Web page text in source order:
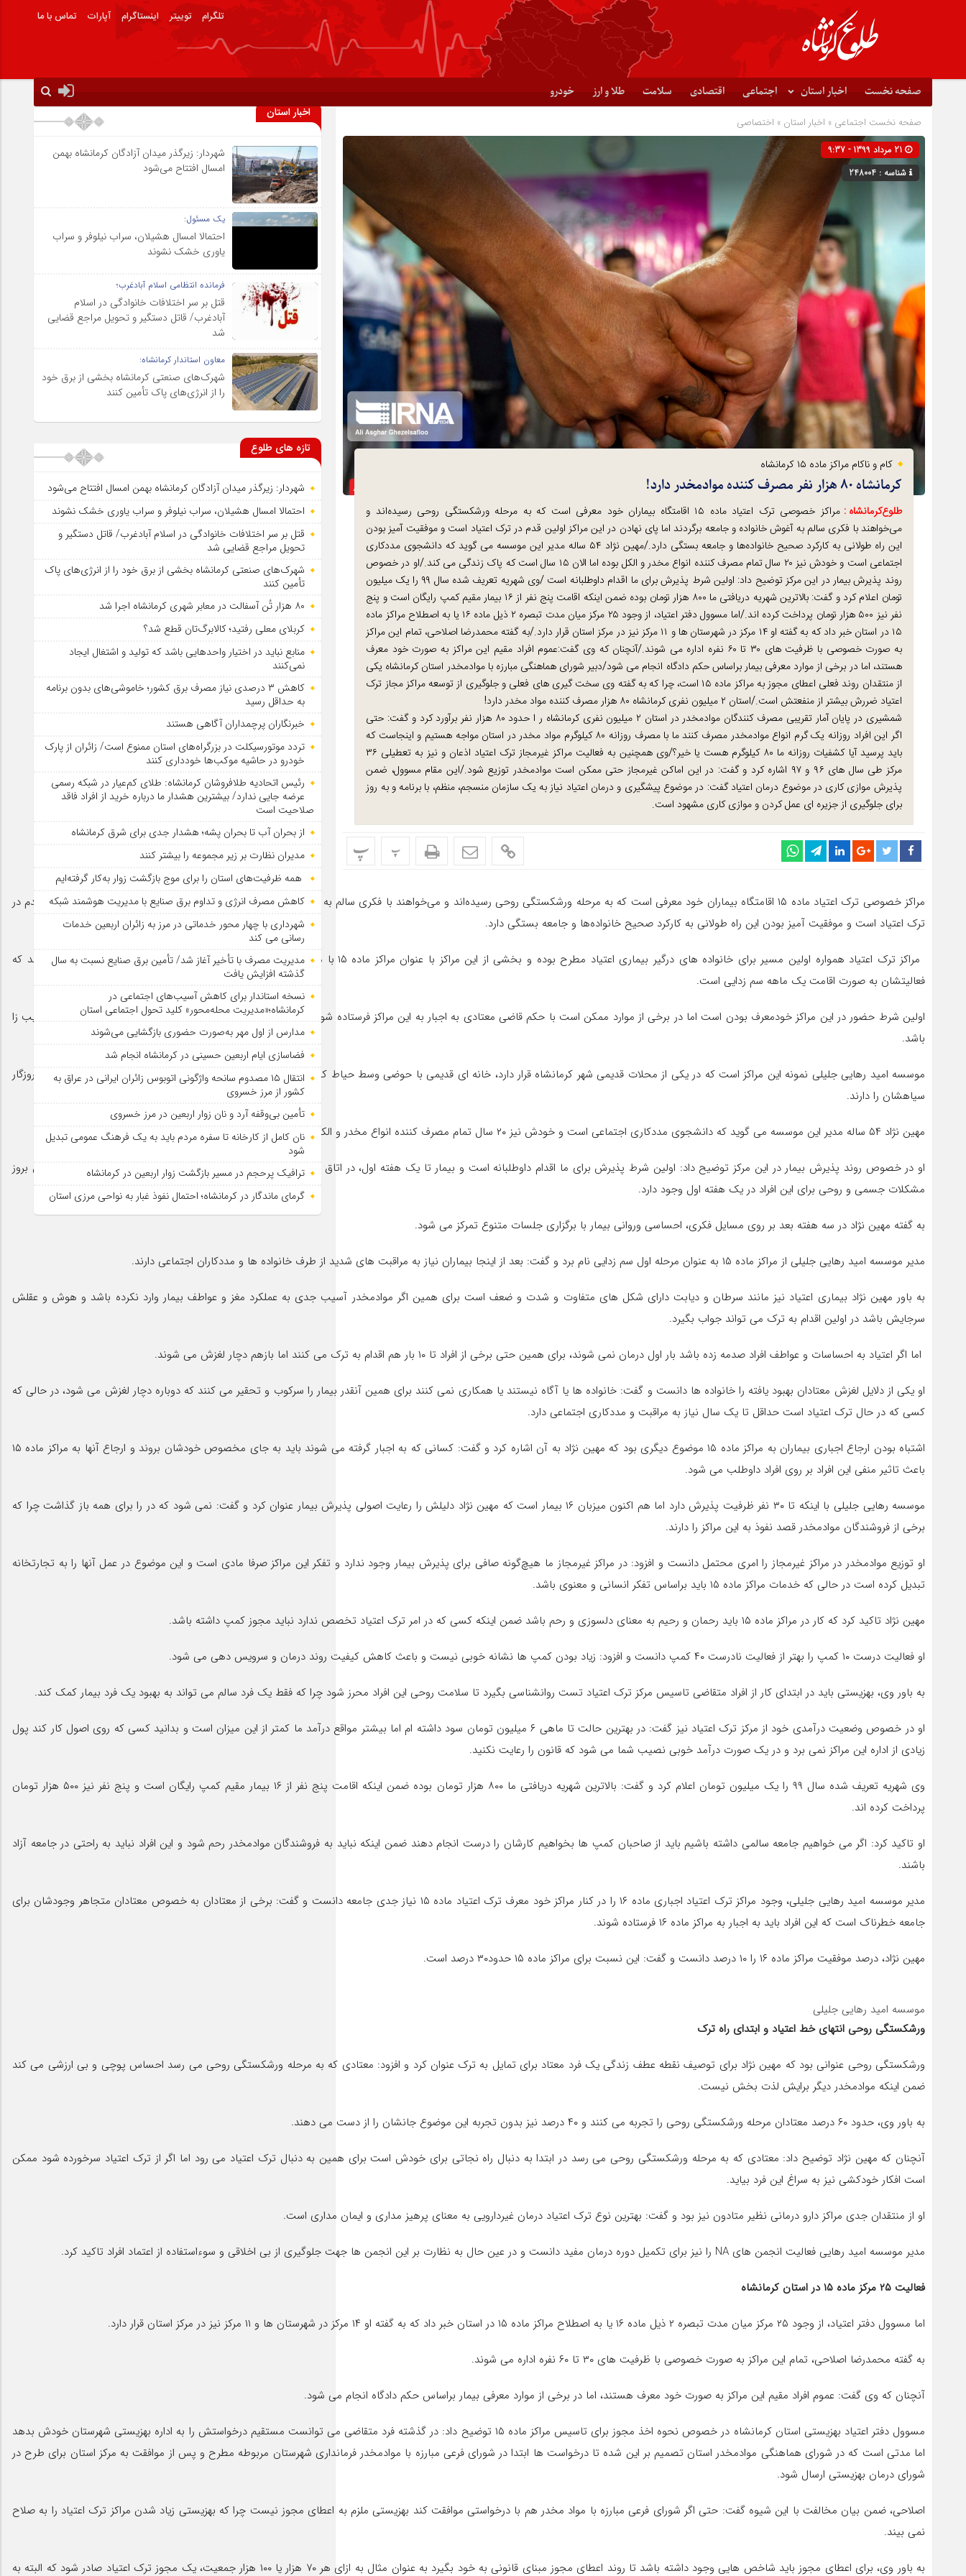
تلگرام توییتر اینستاگرام آپارات تماس با ما
صفحه نخست اخبار استان اجتماعی اقتصادی سلامت طلا و ارز خودرو
صفحه نخست اجتماعی » اخبار استان » اختصاصی
شناسه : 248004
کام و ناکام مراکز ماده ۱۵ کرمانشاه
کرمانشاه ۸۰ هزار نفر مصرف کننده موادمخدر دارد!
طلوع‌‌کرمانشاه :
مراکز خصوصی ترک اعتیاد ماده ۱۵ اقامتگاه بیماران خود معرفی است که به مرحله ورشکستگی روحی رسیده‌اند و
می‌خواهند با فکری سالم به آغوش خانواده و جامعه برگردند اما پای نهادن در این مراکز اولین قدم در ترک اعتیاد است و موفقیت آمیز بودن
این راه طولانی به کارکرد صحیح خانواده‌ها و جامعه بستگی دارد./مهین نژاد ۵۴ ساله مدیر این موسسه می گوید که دانشجوی مددکاری
اجتماعی است و خودش نیز ۲۰ سال تمام مصرف کننده انواع مخدر و الکل بوده اما الان ۱۵ سال است که پاک زندگی می کند./او در خصوص
روند پذیرش بیمار در این مرکز توضیح داد: اولین شرط پذیرش برای ما اقدام داوطلبانه است /وی شهریه تعریف شده سال ۹۹ را یک میلیون
تومان اعلام کرد و گفت: بالاترین شهریه دریافتی ما ۸۰۰ هزار تومان بوده ضمن اینکه اقامت پنج نفر از ۱۶ بیمار مقیم کمپ رایگان است و پنج
نفر نیز ۵۰۰ هزار تومان پرداخت کرده اند./اما مسوول دفتر اعتیاد، از وجود ۲۵ مرکز میان مدت تبصره ۲ ذیل ماده ۱۶ یا به اصطلاح مراکز ماده
۱۵ در استان خبر داد که به گفته او ۱۴ مرکز در شهرستان ها و ۱۱ مرکز نیز در مرکز استان قرار دارد./به گفته محمدرضا اصلاحی، تمام این مراکز
به صورت خصوصی با ظرفیت های ۳۰ تا ۶۰ نفره اداره می شوند./آنچنان که وی گفت:عموم افراد مقیم این مراکز به صورت خود معرف
هستند، اما در برخی از موارد معرفی بیمار براساس حکم دادگاه انجام می شود/دبیر شورای هماهنگی مبارزه با موادمخدر استان کرمانشاه یکی
از منتقدان روند فعلی اعطای مجوز به مراکز ماده ۱۵ است، چرا که به گفته وی سخت گیری های فعلی و جلوگیری از توسعه مراکز مجاز ترک
اعتیاد ضررش بیشتر از منفعتش است./استان ۲ میلیون نفری کرمانشاه ۸۰ هزار مصرف کننده مواد مخدر دارد!
شمشیری در پایان آمار تقریبی مصرف کنندگان موادمخدر در استان ۲ میلیون نفری کرمانشاه ر ا حدود ۸۰ هزار نفر برآورد کرد و گفت: حتی
اگر این افراد روزانه یک گرم انواع موادمخدر مصرف کنند ما با مصرف روزانه ۸۰ کیلوگرم مواد مخدر در استان مواجه هستیم و اینجاست که
باید پرسید آیا کشفیات روزانه ما ۸۰ کیلوگرم هست یا خیر؟/وی همچنین به فعالیت مراکز غیرمجاز ترک اعتیاد اذعان و نیز به تعطیلی ۳۶
مرکز طی سال های ۹۶ و ۹۷ اشاره کرد و گفت: در این اماکن غیرمجاز حتی ممکن است موادمخدر توزیع شود./این مقام مسوول، ضمن
پذیرش موازی کاری در موضوع درمان اعتیاد گفت: در موضوع پیشگیری و درمان اعتیاد نیاز به یک سازمان منسجم، منظم، با برنامه و به روز
برای جلوگیری از جزیره ای عمل کردن و موازی کاری مشهود است.
پ پ
مراکز خصوصی ترک اعتیاد ماده ۱۵ اقامتگاه بیماران خود معرفی است که به مرحله ورشکستگی روحی رسیده‌اند و می‌خواهند با فکری سالم به آغوش خانواده و جامعه برگردند اما پای نهادن در این مراکز اولین قدم در
ترک اعتیاد است و موفقیت آمیز بودن این راه طولانی به کارکرد صحیح خانواده‌ها و جامعه بستگی دارد.
مراکز ترک اعتیاد همواره اولین مسیر برای خانواده های درگیر بیماری اعتیاد مطرح بوده و بخشی از این مراکز با عنوان مراکز ماده ۱۵ با مجوز سازمان بهزیستی و مدیریت بخش خصوصی فعالیت می کنند که
فعالیتشان به صورت اقامت یک ماهه سم زدایی است.
اولین شرط حضور در این مراکز خودمعرف بودن است اما در برخی از موارد ممکن است با حکم قاضی معتادی به اجبار به این مراکز فرستاده شود که البته حضور این مهمان ناخوانده می تواند برای دیگران نیز آسیب زا
باشد.
موسسه امید رهایی جلیلی نمونه این مراکز است که در یکی از محلات قدیمی شهر کرمانشاه قرار دارد، خانه ای قدیمی با حوضی وسط حیاط که تعدادی چهره تکیده در اطراف آن نشسته اند و امید به رهایی از روزگار
سیاهشان را دارند.
مهین نژاد ۵۴ ساله مدیر این موسسه می گوید که دانشجوی مددکاری اجتماعی است و خودش نیز ۲۰ سال تمام مصرف کننده انواع مخدر و الکل بوده اما الان ۱۵ سال است که پاک زندگی می کند.
او در خصوص روند پذیرش بیمار در این مرکز توضیح داد: اولین شرط پذیرش برای ما اقدام داوطلبانه است و بیمار تا یک هفته اول، در اتاق اورژانسی سم زدایی، زیرنظر پزشک نگهداری می شود چرا که احتمال بروز
مشکلات جسمی و روحی برای این افراد در یک هفته اول وجود دارد.
به گفته مهین نژاد در سه هفته بعد بر روی مسایل فکری، احساسی وروانی بیمار با برگزاری جلسات متنوع تمرکز می شود.
مدیر موسسه امید رهایی جلیلی از مراکز ماده ‍۱۵ به عنوان مرحله اول سم زدایی نام برد و گفت: بعد از اینجا بیماران نیاز به مراقبت های شدید از طرف خانواده ها و مددکاران اجتماعی دارند.
به باور مهین نژاد بیماری اعتیاد نیز مانند سرطان و دیابت دارای شکل های متفاوت و شدت و ضعف است برای همین اگر موادمخدر آسیب جدی به عملکرد مغز و عواطف بیمار وارد نکرده باشد و هوش و عقلش
سرجایش باشد در اولین اقدام به ترک می تواند جواب بگیرد.
اما اگر اعتیاد به احساسات و عواطف افراد صدمه زده باشد بار اول درمان نمی شوند، برای همین حتی برخی از افراد تا ۱۰ بار هم اقدام به ترک می کنند اما بازهم دچار لغزش می شوند.
او یکی از دلایل لغزش معتادان بهبود یافته را خانواده ها دانست و گفت: خانواده ها یا آگاه نیستند یا همکاری نمی کنند برای همین آنقدر بیمار را سرکوب و تحقیر می کنند که دوباره دچار لغزش می شود، در حالی که
کسی که در حال ترک اعتیاد است حداقل تا یک سال نیاز به مراقبت و مددکاری اجتماعی دارد.
اشتباه بودن ارجاع اجباری بیماران به مراکز ماده ۱۵ موضوع دیگری بود که مهین نژاد به آن اشاره کرد و گفت: کسانی که به اجبار گرفته می شوند باید به جای مخصوص خودشان بروند و ارجاع آنها به مراکز ماده ۱۵
باعث تاثیر منفی این افراد بر روی افراد داوطلب می شود.
موسسه رهایی جلیلی با اینکه تا ۳۰ نفر ظرفیت پذیرش دارد اما هم اکنون میزبان ۱۶ بیمار است که مهین نژاد دلیلش را رعایت اصولی پذیرش بیمار عنوان کرد و گفت: نمی شود که در را برای همه باز گذاشت چرا که
برخی از فروشندگان موادمخدر قصد نفوذ به این مراکز را دارند.
او توزیع موادمخدر در مراکز غیرمجاز را امری محتمل دانست و افزود: در مراکز غیرمجاز ما هیچ‌گونه صافی برای پذیرش بیمار وجود ندارد و تفکر این مراکز صرفا مادی است و این موضوع در عمل آنها را به تجارتخانه
تبدیل کرده است در حالی که خدمات مراکز ماده ۱۵ باید براساس تفکر انسانی و معنوی باشد.
مهین نژاد تاکید کرد که کار در مراکز ماده ۱۵ باید رحمان و رحیم به معنای دلسوزی و رحم باشد ضمن اینکه کسی که در امر ترک اعتیاد تخصص ندارد نباید مجوز کمپ داشته باشد.
او فعالیت درست ۱۰ کمپ را بهتر از فعالیت نادرست ۴۰ کمپ دانست و افزود: زیاد بودن کمپ ها نشانه خوبی نیست و باعث کاهش کیفیت روند درمان و سرویس دهی می شود.
به باور وی، بهزیستی باید در ابتدای کار از افراد متقاضی تاسیس مرکز ترک اعتیاد تست روانشناسی بگیرد تا سلامت روحی این افراد محرز شود چرا که فقط یک فرد سالم می تواند به بهبود یک فرد بیمار کمک کند.
او در خصوص وضعیت درآمدی خود از مرکز ترک اعتیاد نیز گفت: در بهترین حالت تا ماهی ۶ میلیون تومان سود داشته ام اما بیشتر مواقع درآمد ما کمتر از این میزان است و بدانید کسی که روی اصول کار کند پول
زیادی از اداره این مراکز نمی برد و در یک صورت درآمد خوبی نصیب شما می شود که قانون را رعایت نکنید.
وی شهریه تعریف شده سال ۹۹ را یک میلیون تومان اعلام کرد و گفت: بالاترین شهریه دریافتی ما ۸۰۰ هزار تومان بوده ضمن اینکه اقامت پنج نفر از ۱۶ بیمار مقیم کمپ رایگان است و پنج نفر نیز ۵۰۰ هزار تومان
پرداخت کرده اند.
او تاکید کرد: اگر می خواهیم جامعه سالمی داشته باشیم باید از صاحبان کمپ ها بخواهیم کارشان را درست انجام دهند ضمن اینکه نباید به فروشندگان موادمخدر رحم شود و این افراد نباید به راحتی در جامعه آزاد
باشند.
مدیر موسسه امید رهایی جلیلی، وجود مراکز ترک اعتیاد اجباری ماده ۱۶ را در کنار مراکز خود معرف ترک اعتیاد ماده ۱۵ نیاز جدی جامعه دانست و گفت: برخی از معتادان به خصوص معتادان متجاهر وجودشان برای
جامعه خطرناک است که این افراد باید به اجبار به مراکز ماده ۱۶ فرستاده شوند.
مهین نژاد، درصد موفقیت مراکز ماده ۱‍۶ را ۱۰ درصد دانست و گفت: این نسبت برای مراکز ماده ۱۵ حدود۳۰ درصد است.
موسسه امید رهایی جلیلی
ورشکستگی روحی انتهای خط اعتیاد و ابتدای راه ترک
ورشکستگی روحی عنوانی بود که مهین نژاد برای توصیف نقطه عطف زندگی یک فرد معتاد برای تمایل به ترک عنوان کرد و افزود: معتادی که به مرحله ورشکستگی روحی می رسد احساس پوچی و بی ارزشی می کند
ضمن اینکه موادمخدر دیگر برایش لذت بخش نیست.
به باور وی، حدود ۶۰ درصد معتادان مرحله ورشکستگی روحی را تجربه می کنند و ۴۰ درصد نیز بدون تجربه این موضوع جانشان را از دست می دهند.
آنچنان که مهین نژاد توضیح داد: معتادی که به مرحله ورشکستگی روحی می رسد در ابتدا به دنبال راه نجاتی برای خودش است برای همین به دنبال ترک اعتیاد می رود اما اگر از ترک اعتیاد سرخورده شود ممکن
است افکار خودکشی نیز به سراغ این فرد بیاید.
او از منتقدان جدی مراکز دارو درمانی نظیر متادون نیز بود و گفت: بهترین نوع ترک اعتیاد درمان غیردارویی به معنای پرهیز مداری و ایمان مداری است.
مدیر موسسه امید رهایی فعالیت انجمن های NA را نیز برای تکمیل دوره درمان مفید دانست و در عین حال به نظارت بر این انجمن ها جهت جلوگیری از بی اخلاقی و سوءاستفاده از اعتماد افراد تاکید کرد.
فعالیت ۲۵ مرکز ماده ۱۵ در استان کرمانشاه
اما مسوول دفتر اعتیاد، از وجود ۲۵ مرکز میان مدت تبصره ۲ ذیل ماده ۱۶ یا به اصطلاح مراکز ماده ۱۵ در استان خبر داد که به گفته او ۱۴ مرکز در شهرستان ها و ۱۱ مرکز نیز در مرکز استان قرار دارد.
به گفته محمدرضا اصلاحی، تمام این مراکز به صورت خصوصی با ظرفیت های ۳۰ تا ۶۰ نفره اداره می شوند.
آنچنان که وی گفت: عموم افراد مقیم این مراکز به صورت خود معرف هستند، اما در برخی از موارد معرفی بیمار براساس حکم دادگاه انجام می شود.
مسوول دفتر اعتیاد بهزیستی استان کرمانشاه در خصوص نحوه اخذ مجوز برای تاسیس مراکز ماده ۱۵ توضیح داد: در گذشته فرد متقاضی می توانست مستقیم درخواستش را به اداره بهزیستی شهرستان خودش بدهد
اما مدتی است که در شورای هماهنگی موادمخدر استان تصمیم بر این شده تا درخواست ها ابتدا در شورای فرعی مبارزه با موادمخدر فرمانداری شهرستان مربوطه مطرح و پس از موافقت به مرکز استان برای طرح در
شورای درمان بهزیستی ارسال شود.
اصلاحی، ضمن بیان مخالفت با این شیوه گفت: حتی اگر شورای فرعی مبارزه با مواد مخدر هم با درخواستی موافقت کند بهزیستی ملزم به اعطای مجوز نیست چرا که بهزیستی زیاد شدن مراکز ترک اعتیاد را به صلاح
نمی بیند.
به باور وی، برای اعطای مجوز باید شاخص هایی وجود داشته باشد تا روند اعطای مجوز مبنای قانونی به خود بگیرد به عنوان مثال به ازای هر ۷۰ هزار یا ۱۰۰ هزار جمعیت، یک مجوز ترک اعتیاد صادر شود که البته به
اخبار استان
شهردار: زیرگذر میدان آزادگان کرمانشاه بهمن
امسال افتتاح می‌شود
یک مسئول:
احتمالا امسال هشیلان، سراب نیلوفر و سراب
یاوری خشک نشوند
فرمانده انتظامی اسلام آبادغرب؛
قتل بر سر اختلافات خانوادگی در اسلام
آبادغرب/ قاتل دستگیر و تحویل مراجع قضایی
شد
معاون استاندار کرمانشاه:
شهرک‌های صنعتی کرمانشاه بخشی از برق خود
را از انرژی‌های پاک تأمین کنند
تازه های طلوع
شهردار: زیرگذر میدان آزادگان کرمانشاه بهمن امسال افتتاح می‌شود
احتمالا امسال هشیلان، سراب نیلوفر و سراب یاوری خشک نشوند
قتل بر سر اختلافات خانوادگی در اسلام آبادغرب/ قاتل دستگیر و
تحویل مراجع قضایی شد
شهرک‌های صنعتی کرمانشاه بخشی از برق خود را از انرژی‌های پاک
تأمین کنند
۸۰ هزار تُن آسفالت در معابر شهری کرمانشاه اجرا شد
کربلای معلی رفتید؛ کالابرگ‌تان قطع شد؟
منابع نباید در اختیار واحدهایی باشد که تولید و اشتغال ایجاد
نمی‌کنند
کاهش ۳ درصدی نیاز مصرف برق کشور؛ خاموشی‌های بدون برنامه
به حداقل رسید
خبرنگاران پرچمداران آگاهی هستند
تردد موتورسیکلت در بزرگراه‌های استان ممنوع است/ زائران از پارک
خودرو در حاشیه موکب‌ها خودداری کنند
رئیس اتحادیه طلافروشان کرمانشاه: طلای کم‌عیار در شبکه رسمی
عرضه جایی ندارد/ بیشترین هشدار ما درباره خرید از افراد فاقد
صلاحیت است
از بحران آب تا بحران پشه؛ هشدار جدی برای شرق کرمانشاه
مدیران نظارت بر زیر مجموعه را بیشتر کنند
همه ظرفیت‌های استان را برای موج بازگشت زوار به‌کار گرفته‌ایم
کاهش مصرف انرژی و تداوم برق صنایع با مدیریت هوشمند شبکه
شهرداری با چهار محور خدماتی در مرز به زائران اربعین خدمات
رسانی می کند
مدیریت مصرف با تأخیر آغاز شد/ تأمین برق صنایع نسبت به سال
گذشته افزایش یافت
نسخه استاندار برای کاهش آسیب‌های اجتماعی در
کرمانشاه؛«مدیریت محله‌محور» کلید تحول اجتماعی استان
مدارس از اول مهر به‌صورت حضوری بازگشایی می‌شوند
فضاسازی ایام اربعین حسینی در کرمانشاه انجام شد
انتقال ۱۵ مصدوم سانحه واژگونی اتوبوس زائران ایرانی در عراق به
کشور از مرز خسروی
تأمین بی‌وقفه آرد و نان زوار اربعین در مرز خسروی
نان کامل از کارخانه تا سفره مردم باید به یک فرهنگ عمومی تبدیل
شود
ترافیک پرحجم در مسیر بازگشت زوار اربعین در کرمانشاه
گرمای ماندگار در کرمانشاه؛ احتمال نفوذ غبار به نواحی مرزی استان